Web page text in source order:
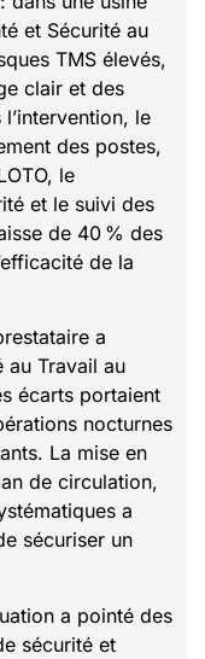
et Sécurité au
TMS élevés,
clair et des
le
des postes,
le
et le suivi des
de 40 % des
de la
a
au Travail au
écarts portaient
nocturnes
La mise en
de circulation,
a
sécuriser un
a pointé des
sécurité et